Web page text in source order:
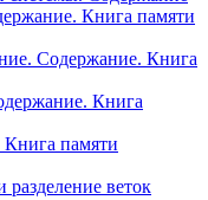
Книга памяти
Содержание. Книга
Книга
памяти
веток